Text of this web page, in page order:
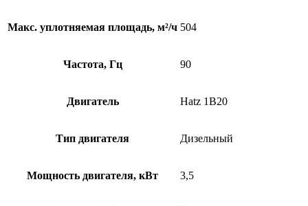
Макс. уплотняемая площадь, м²/ч 504
Частота, Гц 90
Двигатель Hatz 1B20
Тип двигателя Дизельный
Мощность двигателя, кВт 3,5